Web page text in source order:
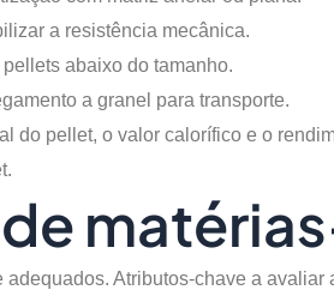
a resistência mecânica.
abaixo do tamanho.
a granel para transporte.
do pellet, o valor calorífico e o
Atributos-chave a avaliar